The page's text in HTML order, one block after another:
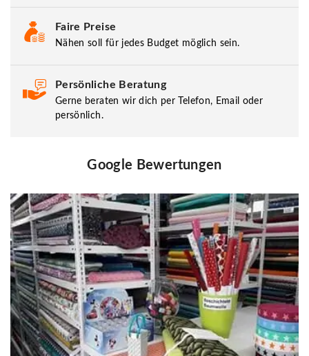
Faire Preise
Nähen soll für jedes Budget möglich sein.
Persönliche Beratung
Gerne beraten wir dich per Telefon, Email oder
persönlich.
Google Bewertungen